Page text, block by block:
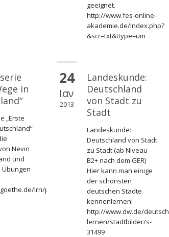
geeignet.
http://www.fes-online-
akademie.de/index.php?
&scr=txt&ttype=um
in
„Erste
Nevin
und
Übungen
lrn/prj/wnd/deu/mse/deindex.htm
24
Ιαν
2013
Landeskunde:
Deutschland
von Stadt zu
Stadt
Landeskunde:
Deutschland von Stadt
zu Stadt (ab Niveau
B2+ nach dem GER)
Hier kann man einige
der schönsten
deutschen Städte
kennenlernen!
http://www.dw.de/deutsch-
lernen/stadtbilder/s-
31499